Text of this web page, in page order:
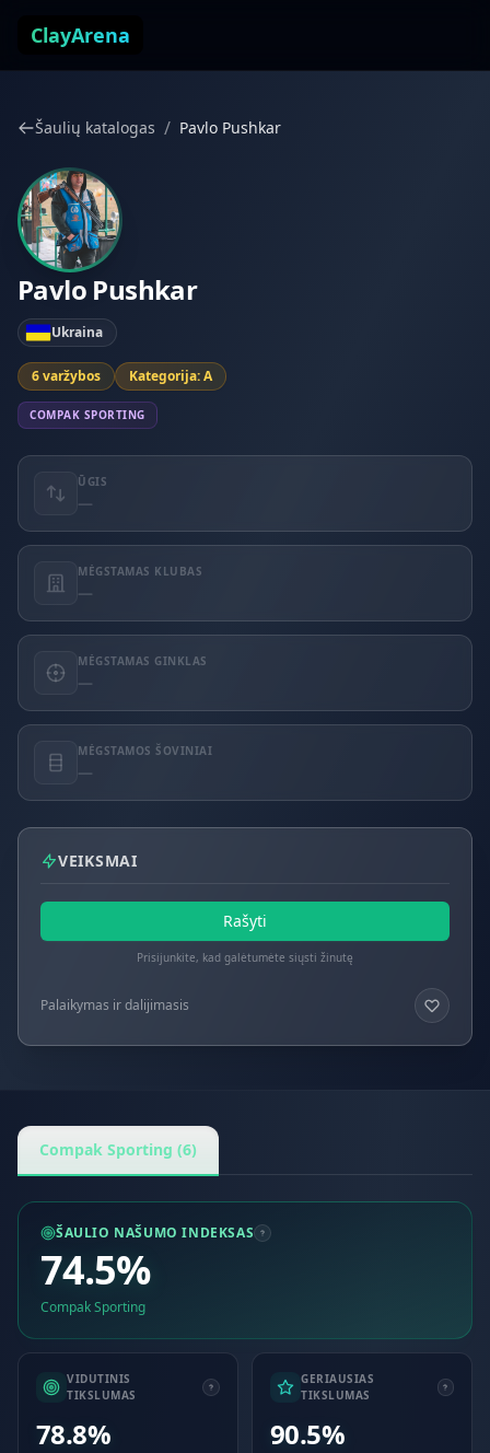
ClayArena
Šaulių katalogas / Pavlo Pushkar
Pavlo Pushkar
Ukraina
6 varžybos Kategorija: A
COMPAK SPORTING
ŪGIS
—
MĖGSTAMAS KLUBAS
—
MĖGSTAMAS GINKLAS
—
MĖGSTAMOS ŠOVINIAI
—
VEIKSMAI
Rašyti
Prisijunkite, kad galėtumėte siųsti žinutę
Palaikymas ir dalijimasis
Compak Sporting (6)
ŠAULIO NAŠUMO INDEKSAS
74.5%
Compak Sporting
VIDUTINIS
TIKSLUMAS
78.8%
GERIAUSIAS
TIKSLUMAS
90.5%